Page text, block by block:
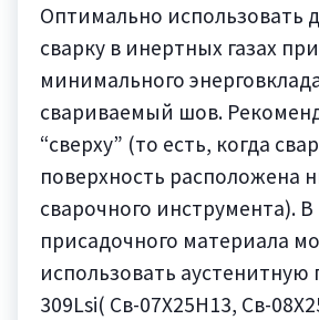
Оптимально использовать
сварку в инертных газах
минимального
свариваемый шов.
“сверху” (то есть, когда
поверхность расположена
сварочного инструмента). В
присадочного материала
использовать аустенитную
309Lsi( Cв-07Х25Н13, Св-